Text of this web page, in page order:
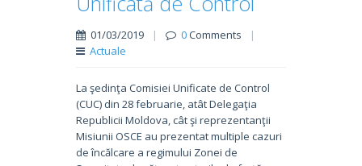
01/03/2019 | 0Comments
|
Actuale
La şedinţa Comisiei Unificate de Control
(CUC) din 28 februarie, atât Delegaţia
Republicii Moldova, cât şi reprezentanţii
Misiunii OSCE au prezentat multiple cazuri
de încălcare a regimului Zonei de